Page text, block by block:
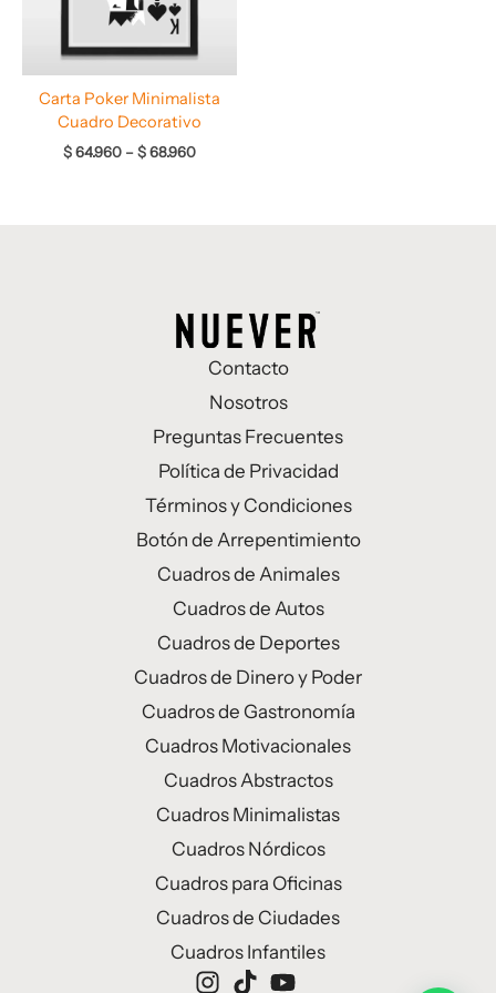
Carta Poker Minimalista
Cuadro Decorativo
$64.960 –$68.960
Contacto
Nosotros
Preguntas Frecuentes
Política de Privacidad
Términos y Condiciones
Botón de Arrepentimiento
Cuadros de Animales
Cuadros de Autos
Cuadros de Deportes
Cuadros de Dinero y Poder
Cuadros de Gastronomía
Cuadros Motivacionales
Cuadros Abstractos
Cuadros Minimalistas
Cuadros Nórdicos
Cuadros para Oficinas
Cuadros de Ciudades
Cuadros Infantiles